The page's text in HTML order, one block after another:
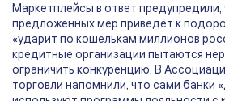
Маркетплейсы в ответ предупредили,
предложенных мер приведёт к
«ударит по кошелькам миллионов
кредитные организации пытаются
ограничить конкуренцию. В
торговли напомнили, что сами банки